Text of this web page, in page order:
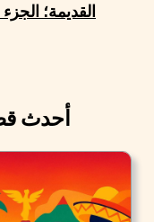
القديمة؛
أحدث